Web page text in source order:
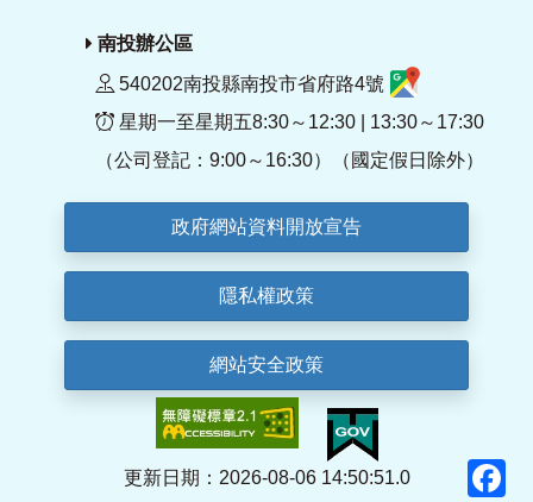
南投辦公區
540202南投縣南投市省府路4號
星期一至星期五8:30～12:30 | 13:30～17:30
（公司登記：9:00～16:30）（國定假日除外）
政府網站資料開放宣告
隱私權政策
網站安全政策
更新日期：2026-08-06 14:50:51.0